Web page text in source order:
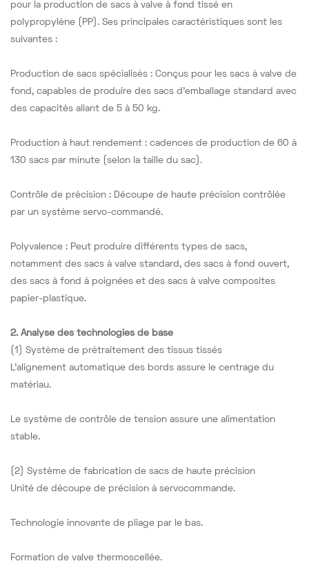
pour la production de sacs à valve à fond tissé en
polypropylène (PP). Ses principales caractéristiques sont les
suivantes :
Production de sacs spécialisés : Conçus pour les sacs à valve de
fond, capables de produire des sacs d'emballage standard avec
des capacités allant de 5 à 50 kg.
Production à haut rendement : cadences de production de 60 à
130 sacs par minute (selon la taille du sac).
Contrôle de précision : Découpe de haute précision contrôlée
par un système servo-commandé.
Polyvalence : Peut produire différents types de sacs,
notamment des sacs à valve standard, des sacs à fond ouvert,
des sacs à fond à poignées et des sacs à valve composites
papier-plastique.
2. Analyse des technologies de base
(1) Système de prétraitement des tissus tissés
L'alignement automatique des bords assure le centrage du
matériau.
Le système de contrôle de tension assure une alimentation
stable.
(2) Système de fabrication de sacs de haute précision
Unité de découpe de précision à servocommande.
Technologie innovante de pliage par le bas.
Formation de valve thermoscellée.